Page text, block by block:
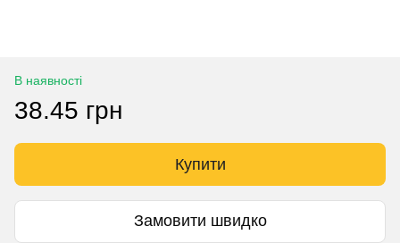
В наявності
38.45 грн
Купити
Замовити швидко